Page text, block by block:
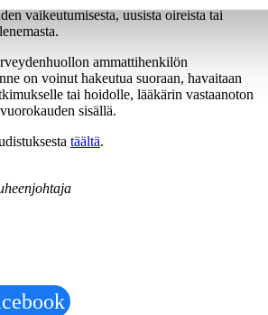
vaikeutumisesta, uusista oireista tai
ammattihenkilön
on voinut hakeutua suoraan, havaitaan
tai hoidolle, lääkärin vastaanoton
sisällä.
täältä.